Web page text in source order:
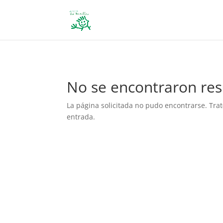
No se encontraron
La página solicitada no pudo encontrarse.
entrada.